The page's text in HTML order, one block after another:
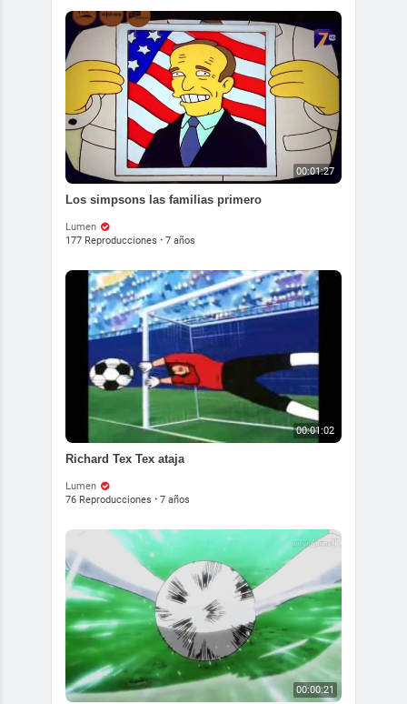
00:01:27
Los simpsons las familias primero
Lumen
177 Reproducciones · 7 años
00:01:02
Richard Tex Tex ataja
Lumen
76 Reproducciones · 7 años
00:00:21